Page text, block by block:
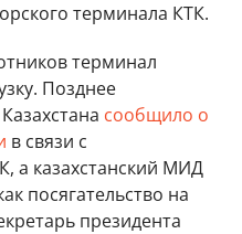
терминала КТК.
терминал
Позднее
сообщило о
в связи с
а казахстанский МИД
посягательство на
президента